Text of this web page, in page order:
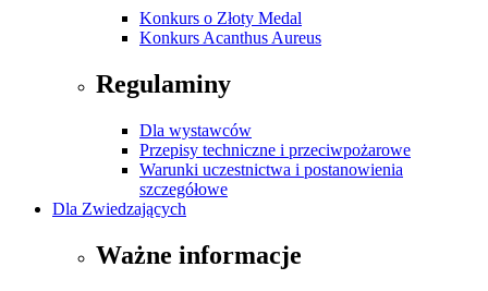
Konkurs o Złoty Medal
Konkurs Acanthus Aureus
Regulaminy
Dla wystawców
Przepisy techniczne i przeciwpożarowe
Warunki uczestnictwa i postanowienia
szczegółowe
Dla Zwiedzających
Ważne informacje